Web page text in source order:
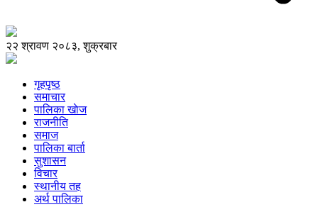
२२ श्रावण २०८३, शुक्रबार
गृहपृष्ठ
समाचार
पालिका खाेज
राजनीति
समाज
पालिका बार्ता
सुशासन
विचार
स्थानीय तह
अर्थ पालिका